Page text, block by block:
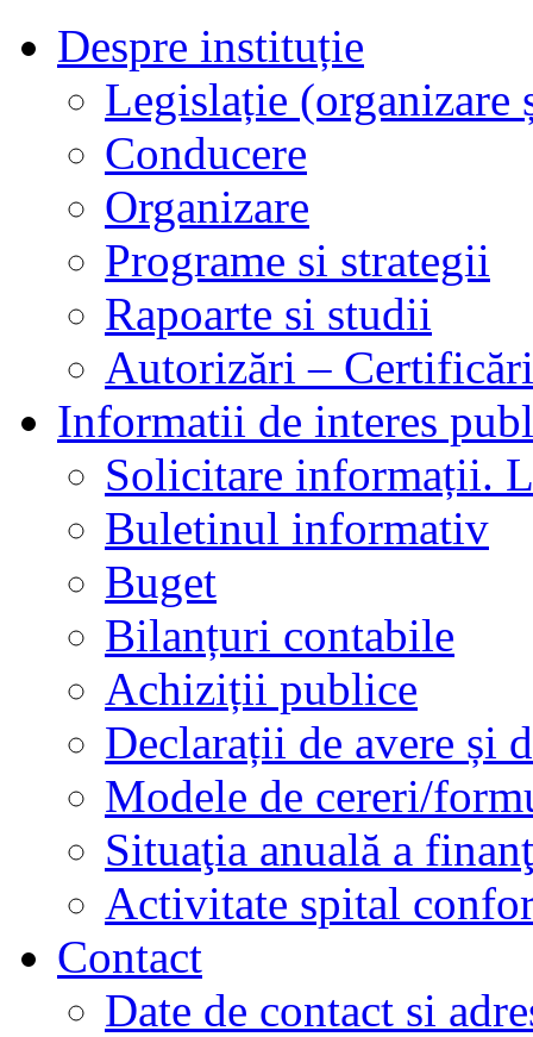
Despre instituție
Legislație
Conducere
Organizare
Programe si strategii
Rapoarte si studii
Autorizări –
Informatii de interes
Solicitare informații.
Buletinul informativ
Buget
Bilanțuri contabile
Achiziții publice
Declarații de avere și
Modele de cereri/
Situaţia anuală a
Activitate spital
Contact
Date de contact si